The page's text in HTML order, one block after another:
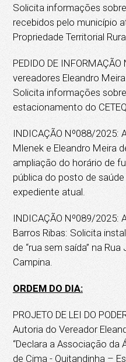
Solicita informações
recebidos pelo município
Propriedade Territorial
PEDIDO DE
vereadores Eleandro
Solicita informações
estacionamento do
INDICAÇÃO Nº088/2025:
Mlenek e Eleandro Meira
ampliação do horário de
pública do posto de
expediente atual.
INDICAÇÃO Nº089/2025:
Barros Ribas: Solicita
de “rua sem saída” na
Campina.
ORDEM DO DIA:
PROJETO DE LEI DO
Autoria do Vereador
“Declara a Associação da
de Cima - Quitandinha –